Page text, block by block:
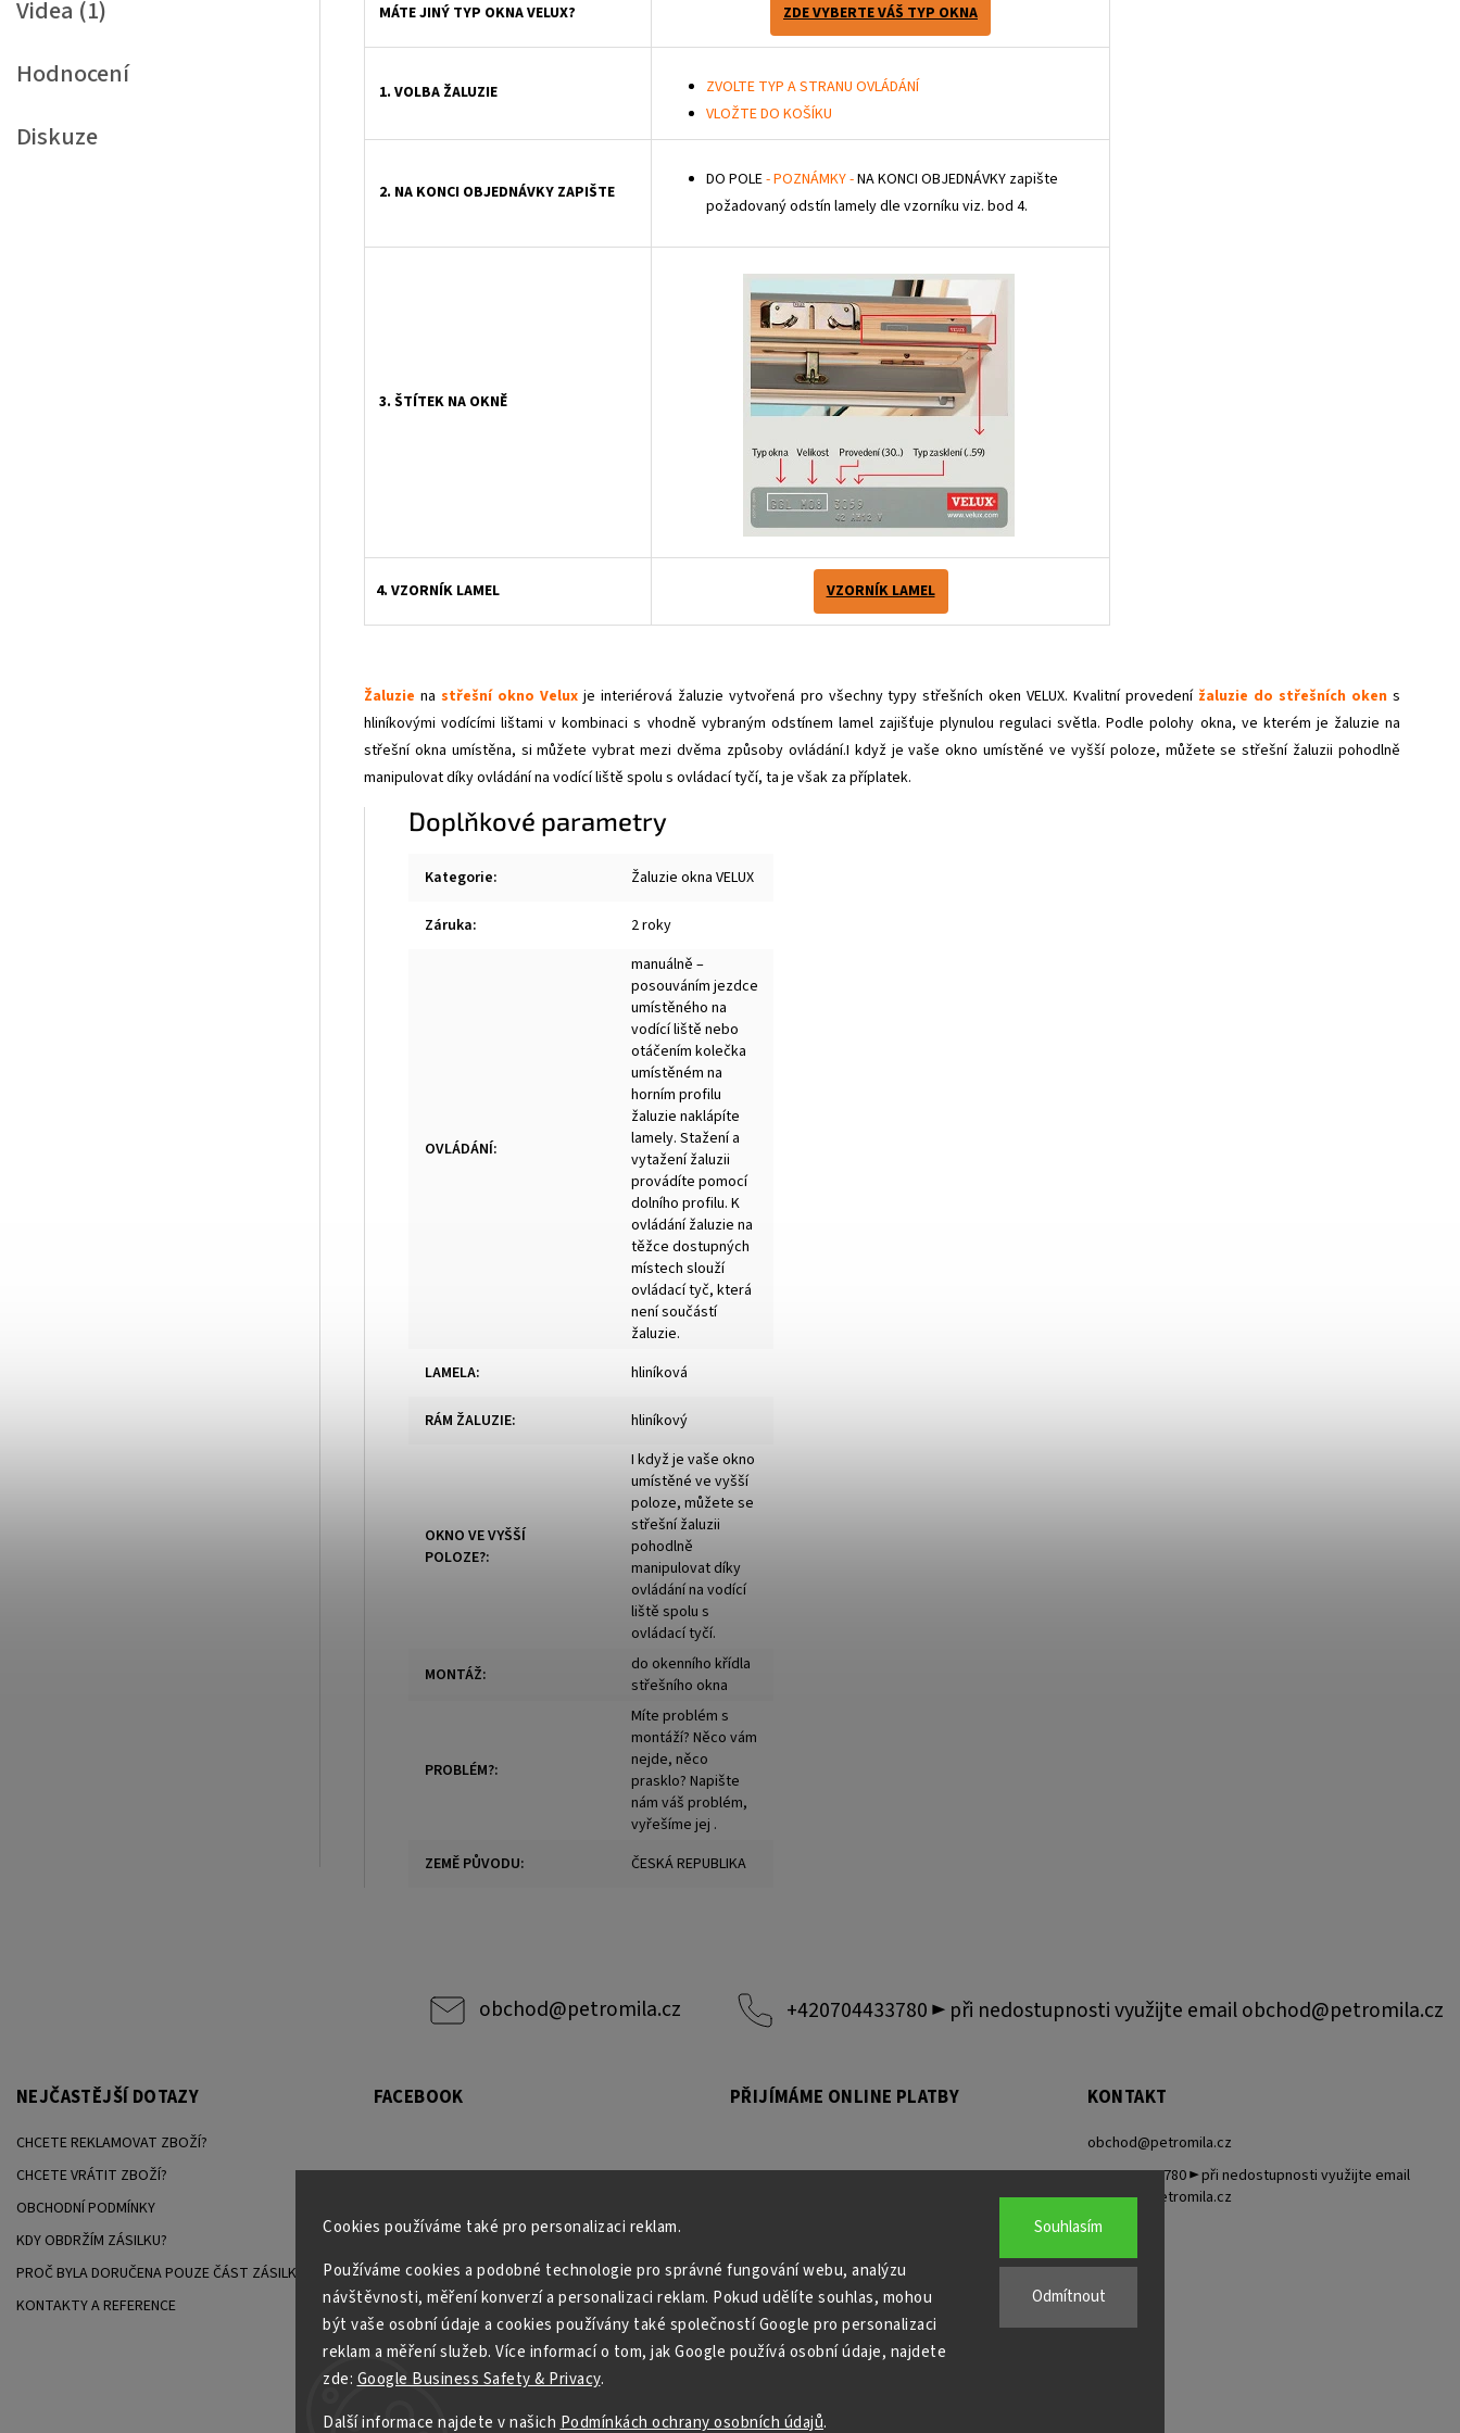
Cookies používáme také pro personalizaci reklam.
Používáme cookies a podobné technologie pro správné fungování webu, analýzu
návštěvnosti, měření konverzí a personalizaci reklam. Pokud udělíte souhlas, mohou
být vaše osobní údaje a cookies používány také společností Google pro personalizaci
reklam a měření služeb. Více informací o tom, jak Google používá osobní údaje, najdete
zde: Google Business Safety & Privacy.
Další informace najdete v našich Podmínkách ochrany osobních údajů.
Odmítnout
Souhlasím
Videa (1)
Hodnocení
Diskuze
MÁTE JINÝ TYP OKNA VELUX? ZDE VYBERTE VÁŠ TYP OKNA
1. VOLBA ŽALUZIE
ZVOLTE TYP A STRANU OVLÁDÁNÍ
VLOŽTE DO KOŠÍKU
2. NA KONCI OBJEDNÁVKY ZAPIŠTE
DO POLE- POZNÁMKY -NA KONCI OBJEDNÁVKY zapište
požadovaný odstín lamely dle vzorníku viz. bod 4.
3. ŠTÍTEK NA OKNĚ
4. VZORNÍK LAMEL VZORNÍK LAMEL
Žaluzie na střešní okno Veluxje interiérová žaluzie vytvořená pro všechny typy střešních oken VELUX. Kvalitní provedení žaluzie do střešních oken s
hliníkovými vodícími lištami v kombinaci s vhodně vybraným odstínem lamel zajišťuje plynulou regulaci světla. Podle polohy okna, ve kterém je žaluzie na
střešní okna umístěna, si můžete vybrat mezi dvěma způsoby ovládání.I když je vaše okno umístěné ve vyšší poloze, můžete se střešní žaluzii pohodlně
manipulovat díky ovládání na vodící liště spolu s ovládací tyčí, ta je však za příplatek.
Doplňkové parametry
Kategorie: Žaluzie okna VELUX
Záruka: 2 roky
OVLÁDÁNÍ:
manuálně –
posouváním jezdce
umístěného na
vodící liště nebo
otáčením kolečka
umístěném na
horním profilu
žaluzie naklápíte
lamely. Stažení a
vytažení žaluzii
provádíte pomocí
dolního profilu. K
ovládání žaluzie na
těžce dostupných
místech slouží
ovládací tyč, která
není součástí
žaluzie.
LAMELA: hliníková
RÁM ŽALUZIE: hliníkový
OKNO VE VYŠŠÍ
POLOZE?:
I když je vaše okno
umístěné ve vyšší
poloze, můžete se
střešní žaluzii
pohodlně
manipulovat díky
ovládání na vodící
liště spolu s
ovládací tyčí.
MONTÁŽ:
do okenního křídla
střešního okna
PROBLÉM?:
Míte problém s
montáží? Něco vám
nejde, něco
prasklo? Napište
nám váš problém,
vyřešíme jej .
ZEMĚ PŮVODU: ČESKÁ REPUBLIKA
obchod@petromila.cz +420704433780 ► při nedostupnosti využijte email obchod@petromila.cz
NEJČASTĚJŠÍ DOTAZY
CHCETE REKLAMOVAT ZBOŽÍ?
CHCETE VRÁTIT ZBOŽÍ?
OBCHODNÍ PODMÍNKY
KDY OBDRŽÍM ZÁSILKU?
PROČ BYLA DORUČENA POUZE ČÁST ZÁSILKY?
KONTAKTY A REFERENCE
FACEBOOK PŘIJÍMÁME ONLINE PLATBY KONTAKT
obchod@petromila.cz
+420704433780 ► při nedostupnosti využijte email
obchod@petromila.cz
Copyright 2026PETROMILA.cz. Všechna práva vyhrazena.